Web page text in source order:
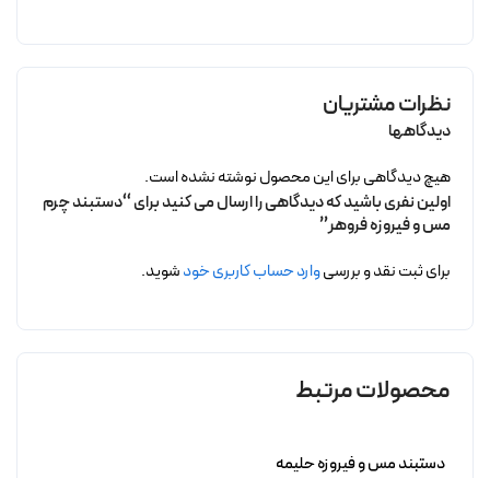
نظرات مشتریان
دیدگاهها
هیچ دیدگاهی برای این محصول نوشته نشده است.
اولین نفری باشید که دیدگاهی را ارسال می کنید برای “دستبند چرم
مس و فیروزه فروهر”
برای ثبت نقد و بررسیوارد حساب کاربری خودشوید.
محصولات مرتبط
دستبند مس و فیروزه حلیمه